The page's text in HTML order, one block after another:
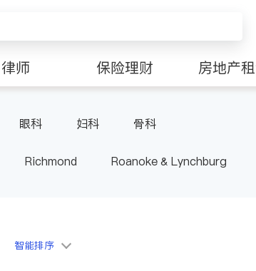
律师 保险理财 房地产
眼科 妇科 骨科
Richmond Roanoke & Lynchburg
智能排序